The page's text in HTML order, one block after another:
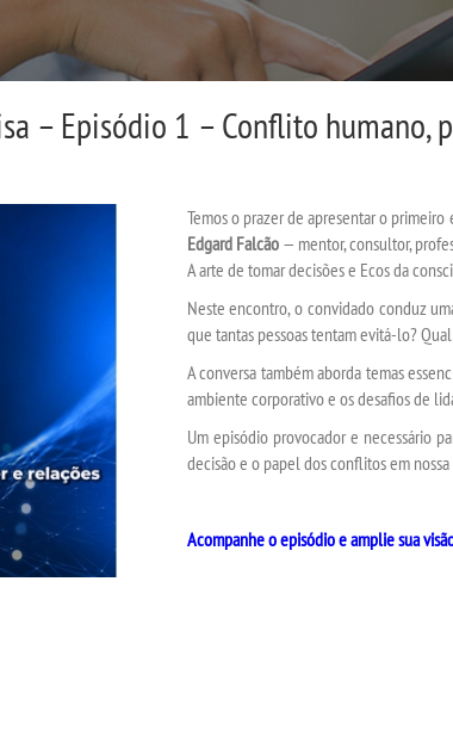
– Episódio 1 – Conflito humano,
Temos o prazer de apresentar o primeiro
Edgard Falcão— mentor, consultor,
A arte de tomar decisõese Ecos da
Neste encontro, o convidado conduz
que tantas pessoas tentam evitá-lo?
A conversa também aborda temas
ambiente corporativo e os desafios de
Um episódio provocador e necessário
decisão e o papel dos conflitos em
Acompanhe o episódio e amplie sua